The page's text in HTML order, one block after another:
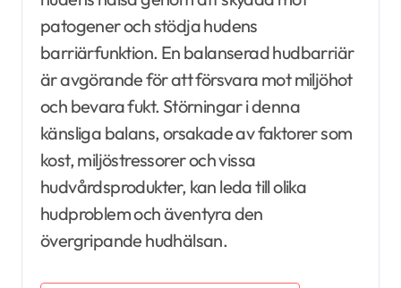
patogener och stödja hudens
barriärfunktion. En balanserad hudbarriär
är avgörande för att försvara mot miljöhot
och bevara fukt. Störningar i denna
känsliga balans, orsakade av faktorer som
kost, miljöstressorer och vissa
hudvårdsprodukter, kan leda till olika
hudproblem och äventyra den
övergripande hudhälsan.